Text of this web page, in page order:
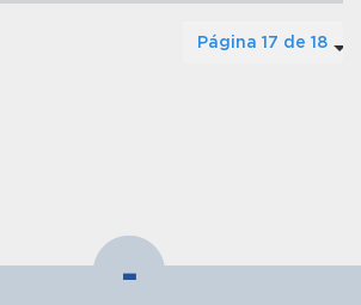
Página 17 de 18
-